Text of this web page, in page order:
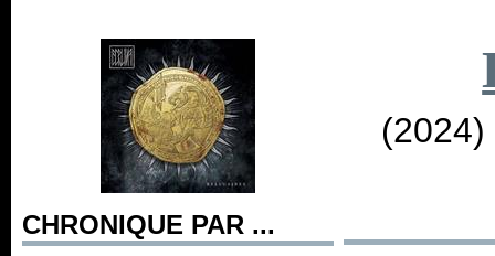
CHRONIQUE PAR ...